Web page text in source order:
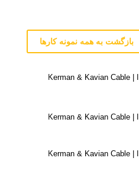
بازگشت به همه نمونه کارها